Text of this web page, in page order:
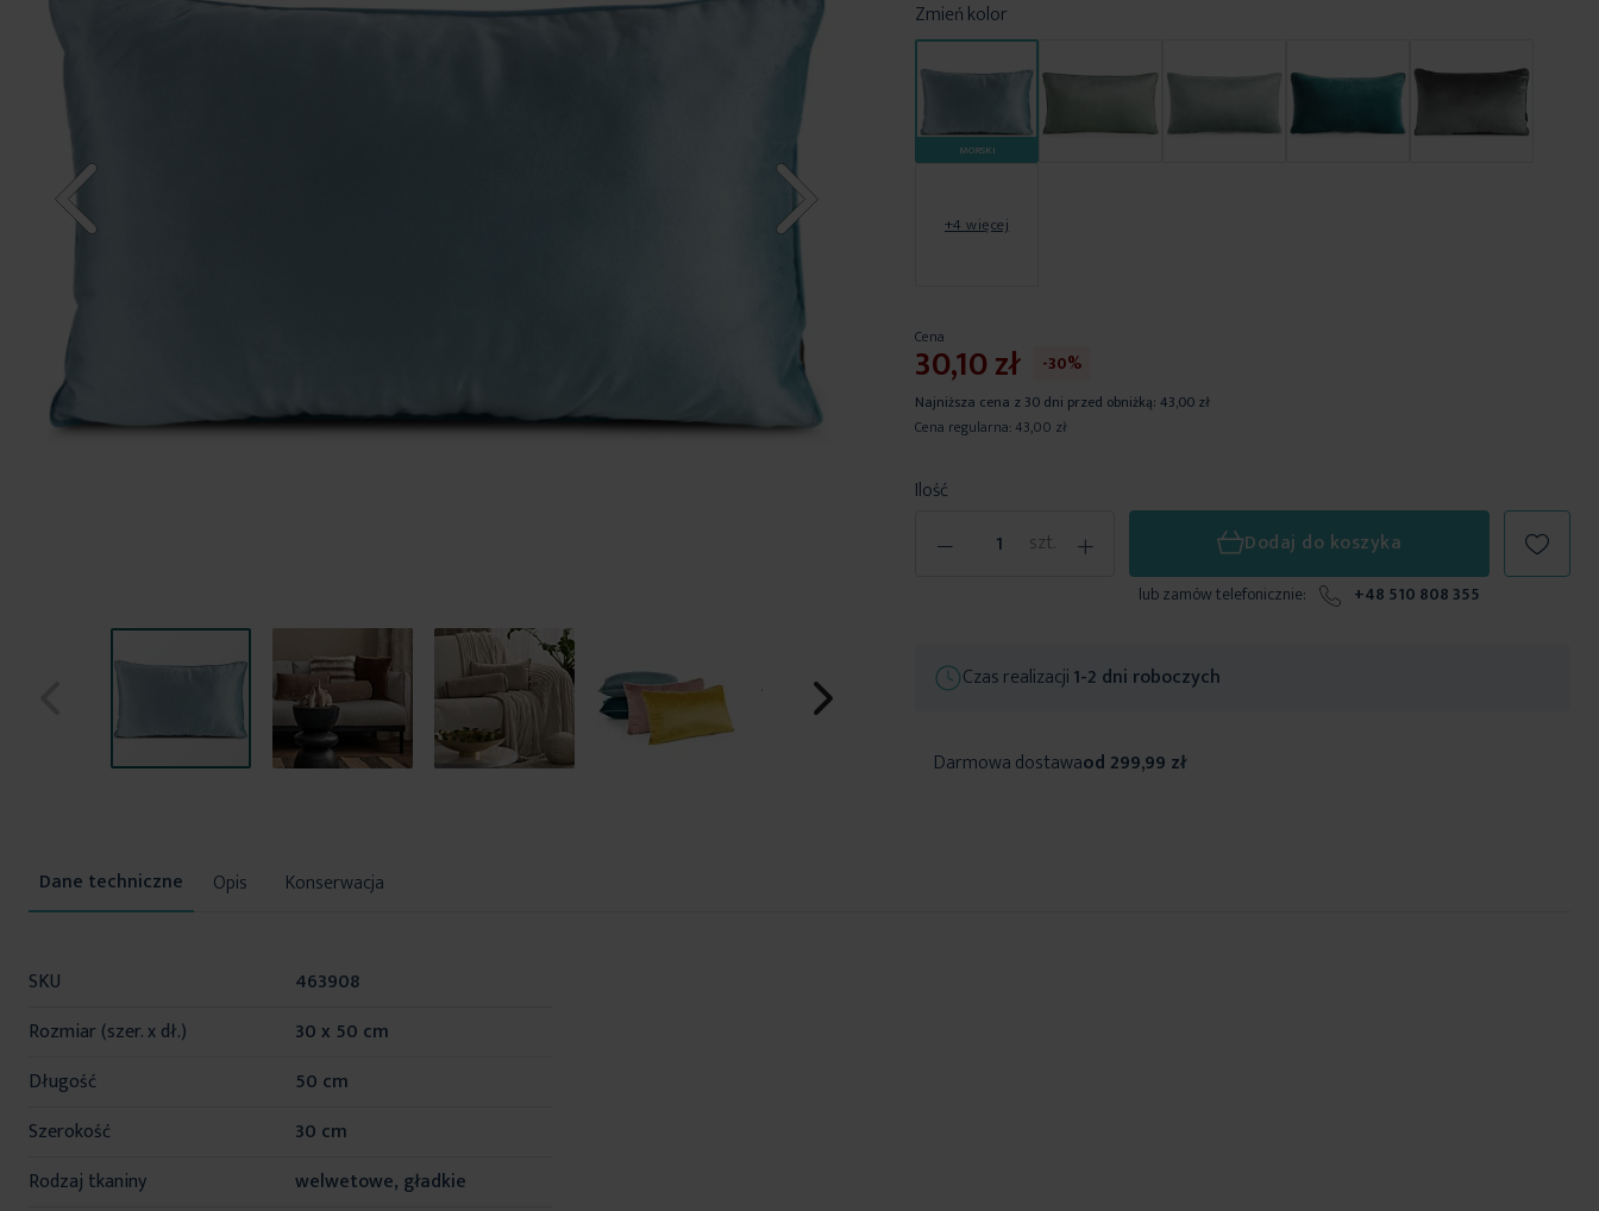
galerii
Zmień kolor
MORSKI
+4 więcej
Ilość
- szt. +
Cena
30,10 zł -30%
Najniższa cena z 30 dni przed obniżką:43,00 zł
Cena regularna: 43,00 zł
Dodaj do koszyka
lub zamów telefonicznie: +48 510 808 355
Czas realizacji1-2 dni roboczych
Darmowa dostawaod 299,99 zł
Opis Konserwacja
Więcej
SKU
463908
Rozmiar (szer. x dł.)
30 x 50 cm
Długość
50 cm
Szerokość
30 cm
Rodzaj tkaniny
welwetowe, gładkie